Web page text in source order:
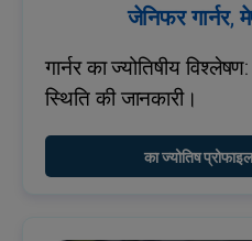
जेनिफर
गार्नर का ज्योतिषीय
स्थिति की जानकारी।
का ज्योतिष